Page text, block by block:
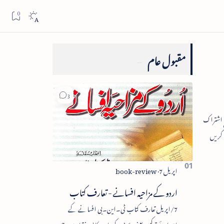
مقبول عام
اردو کے مزاحیہ افسانے - تعارف کتاب
7/اپریل تعارف کتاب ٹی۔این۔بی افسانے کے